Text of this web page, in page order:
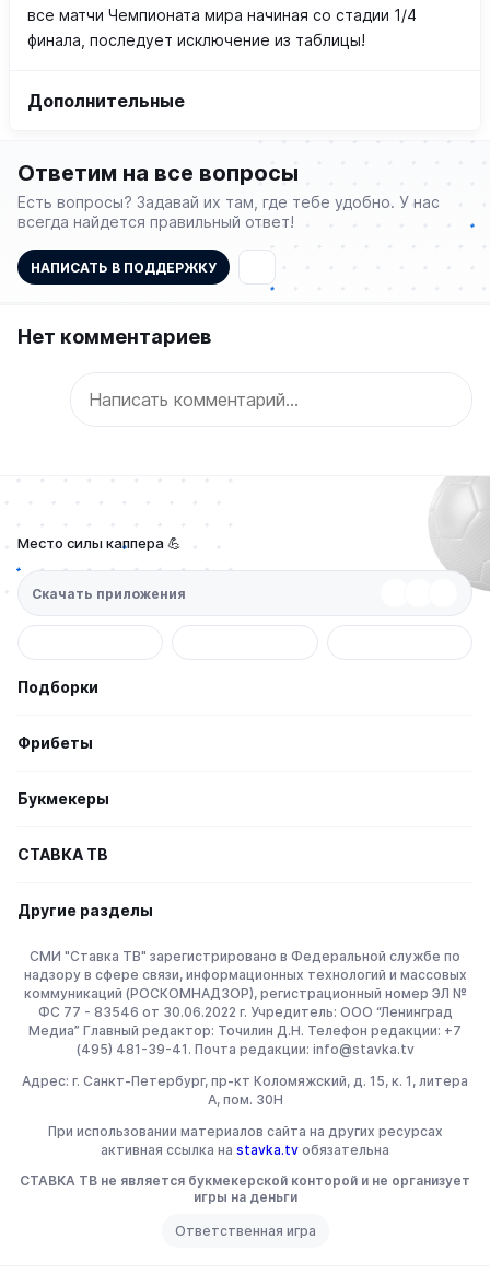
все матчи Чемпионата мира начиная со стадии 1/4
финала, последует исключение из таблицы!
Дополнительные
Ответим на все вопросы
Есть вопросы? Задавай их там, где тебе удобно. У нас
всегда найдется правильный ответ!
НАПИСАТЬ В ПОДДЕРЖКУ
Нет комментариев
Место силы каппера 💪
Скачать приложения
Подборки
Фрибеты
Букмекеры
СТАВКА TВ
Другие разделы
СМИ "Ставка ТВ" зарегистрировано в Федеральной службе по
надзору в сфере связи, информационных технологий и массовых
коммуникаций (РОСКОМНАДЗОР), регистрационный номер ЭЛ №
ФС 77 - 83546 от 30.06.2022 г. Учредитель: ООО “Ленинград
Медиа” Главный редактор: Точилин Д.Н. Телефон редакции: +7
(495) 481-39-41. Почта редакции: info@stavka.tv
Адрес: г. Санкт-Петербург, пр-кт Коломяжский, д. 15, к. 1, литера
А, пом. 30Н
При использовании материалов сайта на других ресурсах
активная ссылка на stavka.tv обязательна
СТАВКА ТВ не является букмекерской конторой и не организует
игры на деньги
Ответственная игра